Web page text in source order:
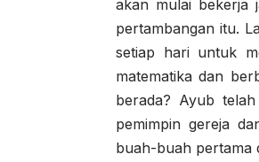
akan mulai
pertambangan itu.
setiap hari untuk
matematika dan
berada? Ayub
pemimpin gereja
buah-buah pertama